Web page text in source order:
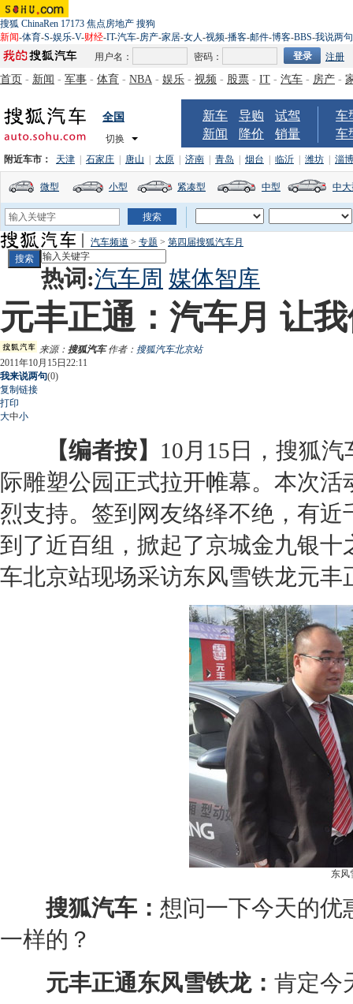
搜狐 ChinaRen 17173 焦点房地产 搜狗
新闻-体育-S-娱乐-V-财经-IT-汽车-房产-家居-女人-视频-播客-邮件-博客-BBS-我说两句
用户名：
密码： 注册
首页 - 新闻 - 军事 - 体育 - NBA - 娱乐 - 视频 - 股票 - IT - 汽车 - 房产 -
全国
切换
新车 导购
试驾
新闻
降价 销量
车
车
附近车市： 天津 石家庄 唐山 太原 济南 青岛 烟台 临沂 潍坊 淄博
微型 小型 紧凑型 中型 中
汽车频道 > 专题 > 第四届搜狐汽车月
热词:汽车周 媒体智库
元丰正通：汽车月 让
来源： 搜狐汽车作者： 搜狐汽车北京站
2011年10月15日22:11
我来说两句(0)
复制链接
打印
大中小
【编者按】 10月15日，搜狐
际雕塑公园正式拉开帷幕。本次
烈支持。签到网友络绎不绝，有
到了近百组，掀起了京城金九银
车北京站现场采访东风雪铁龙元丰
东风
搜狐汽车： 想问一下今天的优
一样的？
元丰正通东风雪铁龙： 肯定今